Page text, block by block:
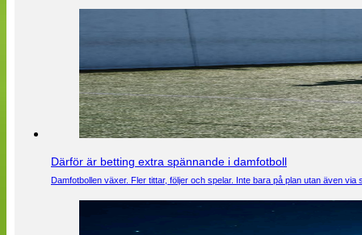
Därför är betting extra spännande i damfotboll
Damfotbollen växer. Fler tittar, följer och spelar. Inte bara på plan utan även